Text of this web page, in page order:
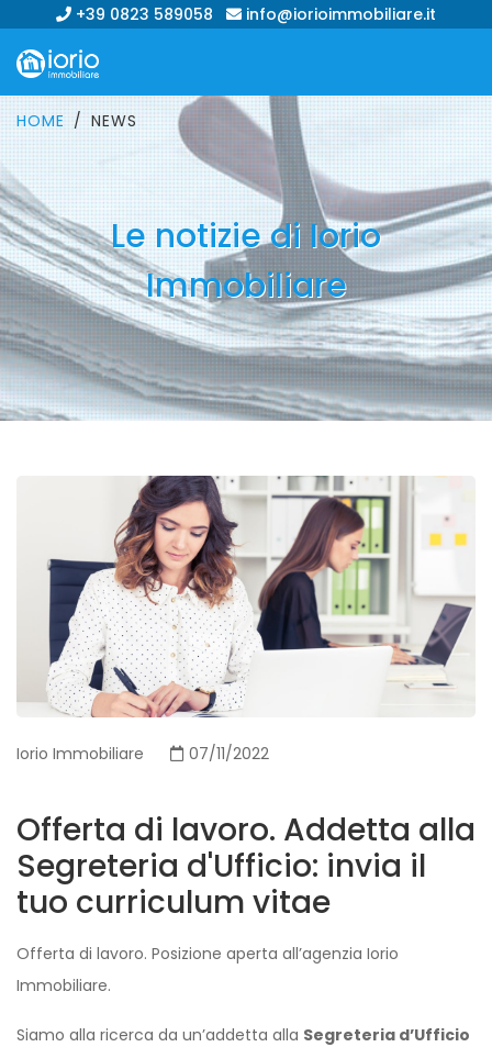
+39 0823 589058 info@iorioimmobiliare.it
HOME NEWS
Le notizie di Iorio
Immobiliare
Iorio Immobiliare 07/11/2022
Offerta di lavoro. Addetta alla
Segreteria d'Ufficio: invia il
tuo curriculum vitae
Offerta di lavoro. Posizione aperta all’agenzia Iorio
Immobiliare.
Siamo alla ricerca da un’addetta alla Segreteria d’Ufficio